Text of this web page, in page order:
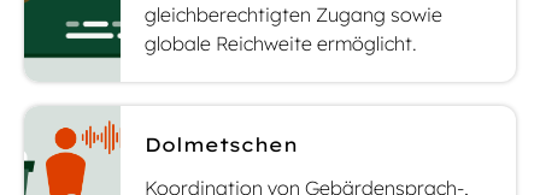
gleichberechtigten Zugang sowie
globale Reichweite ermöglicht.
Dolmetschen
Koordination von Gebärdensprach-,